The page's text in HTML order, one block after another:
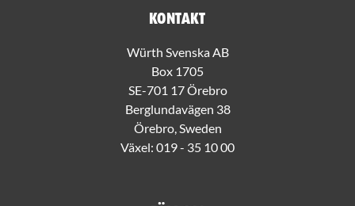
Kontakt
Würth Svenska AB
Box 1705
SE-701 17 Örebro
Berglundavägen 38
Örebro, Sweden
Växel: 019 - 35 10 00